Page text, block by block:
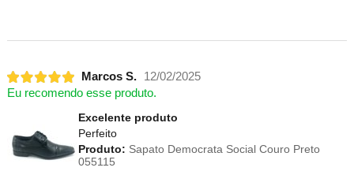
Marcos S.
12/02/2025
Eu recomendo esse produto.
Excelente produto
Perfeito
Produto: Sapato Democrata Social Couro Preto
055115